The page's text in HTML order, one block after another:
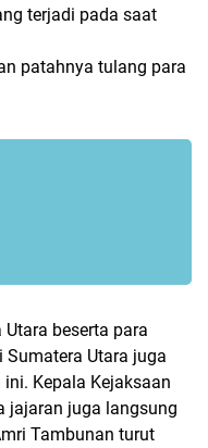
terjadi pada saat
patahnya tulang para
beserta para
Utara juga
Kepala Kejaksaan
jajaran juga langsung
Tambunan turut